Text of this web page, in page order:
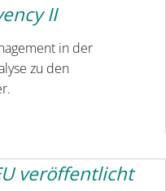
II
in der
zu den
veröffentlicht